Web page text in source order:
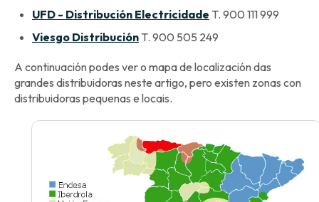
UFD - Distribución Electricidade T. 900 111 999
Viesgo Distribución T. 900 505 249
A continuación podes ver o mapa de localización das
grandes distribuidoras neste artigo, pero existen zonas con
distribuidoras pequenas e locais.